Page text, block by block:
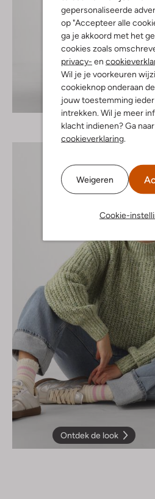
gepersonaliseerde
op "Accepteer alle
ga je akkoord met het
cookies zoals
privacy- en
Wil je je voorkeuren
cookieknop onderaan
jouw toestemming
intrekken. Wil je meer
klacht indienen? Ga
cookieverklaring.
Weigeren
Cookie-
Ontdek de look
Ontdek de look